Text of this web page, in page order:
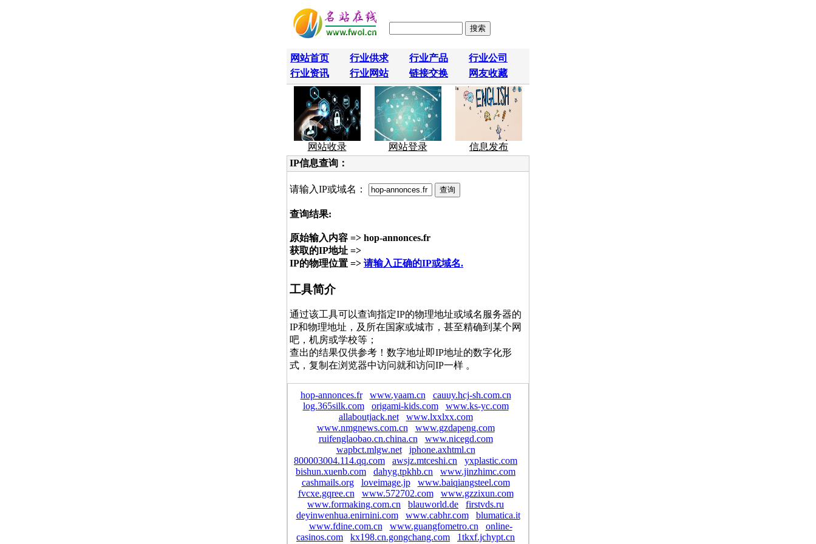
网站首页 行业供求 行业产品
行业公司
行业资讯
行业网站 链接交换 网友收藏
网站收录 网站登录
信息发布
IP信息查询：
请输入IP或域名：
查询结果:
原始输入内容 => hop-annonces.fr
获取的IP地址 =>
IP的物理位置 => 请输入正确的IP或域名.
工具简介
通过该工具可以查询指定IP的物理地址或域名服务器的
IP和物理地址，及所在国家或城市，甚至精确到某个网
吧，机房或学校等；
查出的结果仅供参考！数字地址即IP地址的数字化形
式，复制在浏览器中访问就和访问IP一样 。
hop-annonces.fr www.yaam.cn
cauuy.hcj-sh.com.cn
log.365silk.com
origami-kids.com
www.ks-yc.com
allaboutjack.net
www.lxxlxx.com
www.nmgnews.com.cn
www.gzdapeng.com
ruifenglaobao.cn.china.cn
www.nicegd.com
wapbct.mlgw.net
iphone.axhtml.cn
800003004.114.qq.com
awsjz.mtceshi.cn
yxplastic.com
bishun.xuenb.com
dahyg.tpkhb.cn
www.jinzhimc.com
cashmails.org
loveimage.jp
www.baiqiangsteel.com
fvcxe.gqree.cn
www.572702.com
www.gzzixun.com
www.formaking.com.cn
blauworld.de
firstvds.ru
deyinwenhua.enirnini.com
www.cabhr.com
blumatica.it
www.fdine.com.cn
www.guangfometro.cn
online-
casinos.com
kx198.cn.gongchang.com
1tkxf.jchypt.cn